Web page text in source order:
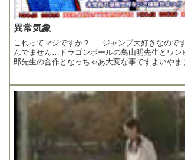
異常気象
これってマジですか？ ジャンプ大好きなので
んでません…ドラゴンボールの鳥山明先生とワン
郎先生の合作となっちゃあ大変な事ですよいやま